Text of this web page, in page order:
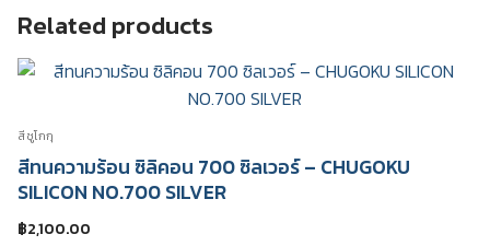
QD
quantity
Related products
สีชูโกกุ
สีทนความร้อน ซิลิคอน 700 ซิลเวอร์ – CHUGOKU
SILICON NO.700 SILVER
฿2,100.00